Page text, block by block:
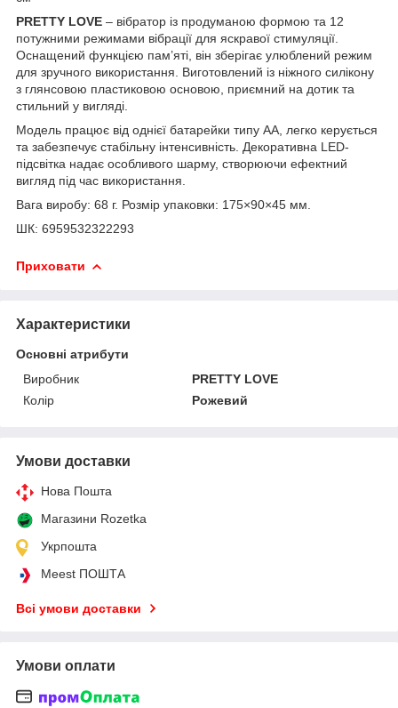
PRETTY LOVE – вібратор із продуманою формою та 12
потужними режимами вібрації для яскравої стимуляції.
Оснащений функцією пам’яті, він зберігає улюблений режим
для зручного використання. Виготовлений із ніжного силікону
з глянсовою пластиковою основою, приємний на дотик та
стильний у вигляді.
Модель працює від однієї батарейки типу AA, легко керується
та забезпечує стабільну інтенсивність. Декоративна LED-
підсвітка надає особливого шарму, створюючи ефектний
вигляд під час використання.
Вага виробу: 68 г. Розмір упаковки: 175×90×45 мм.
ШК: 6959532322293
Приховати
Характеристики
Основні атрибути
Виробник
PRETTY LOVE
Колір
Рожевий
Умови доставки
Нова Пошта
Магазини Rozetka
Укрпошта
Meest ПОШТА
Всі умови доставки
Умови оплати